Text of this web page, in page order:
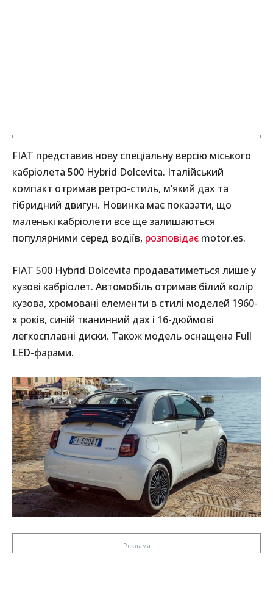
FIAT представив нову спеціальну версію міського
кабріолета 500 Hybrid Dolcevita. Італійський
компакт отримав ретро-стиль, м’який дах та
гібридний двигун. Новинка має показати, що
маленькі кабріолети все ще залишаються
популярними серед водіїв, розповідає motor.es.
FIAT 500 Hybrid Dolcevita продаватиметься лише у
кузові кабріолет. Автомобіль отримав білий колір
кузова, хромовані елементи в стилі моделей 1960-
х років, синій тканинний дах і 16-дюймові
легкосплавні диски. Також модель оснащена Full
LED-фарами.